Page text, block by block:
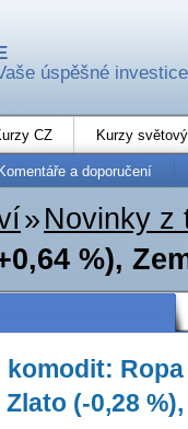
úspěšné investice
CZ Kurzy
Komentáře a doporučení
» Novinky z
%),
Ropa
Zlato (-0,28